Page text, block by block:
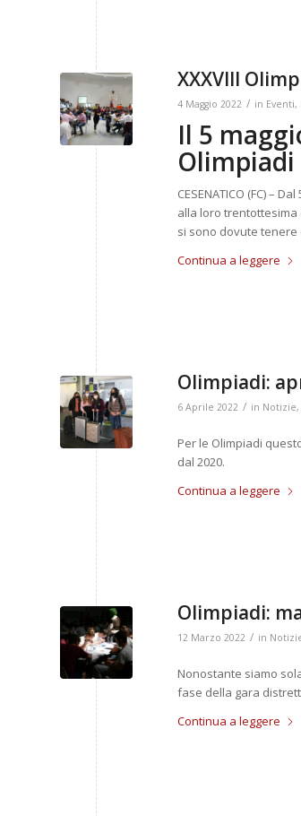
XXXVIII
4 Maggio 2022 / in Eventi,
Il 5
CESENATICO (FC) –
alla loro
si sono dovute tenere
Continua a leggere
Olimpiadi:
6 Aprile 2022 / in Notizie,
Per le Olimpiadi
dal 2020.
Continua a leggere
Olimpiadi:
12 Marzo 2022 / in
Nonostante siamo
fase della gara
Continua a leggere